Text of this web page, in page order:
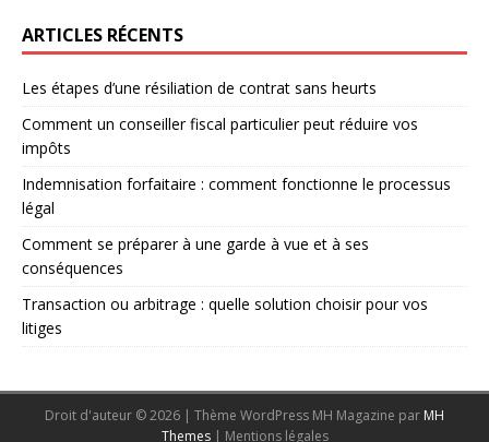
ARTICLES RÉCENTS
Les étapes d’une résiliation de contrat sans heurts
Comment un conseiller fiscal particulier peut réduire vos
impôts
Indemnisation forfaitaire : comment fonctionne le processus
légal
Comment se préparer à une garde à vue et à ses
conséquences
Transaction ou arbitrage : quelle solution choisir pour vos
litiges
Droit d'auteur © 2026 | Thème WordPress MH Magazine par MH
Themes | Mentions légales